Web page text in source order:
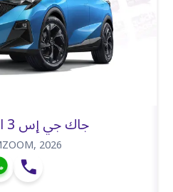
جاك جي إس 3 امزوم 2026
,2026